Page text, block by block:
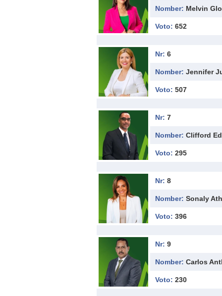
Nomber: Melvin
Voto: 652
Nr: 6
Nomber: Jennifer
Voto: 507
Nr: 7
Nomber: Clifford
Voto: 295
Nr: 8
Nomber: Sonaly
Voto: 396
Nr: 9
Nomber: Carlos
Voto: 230